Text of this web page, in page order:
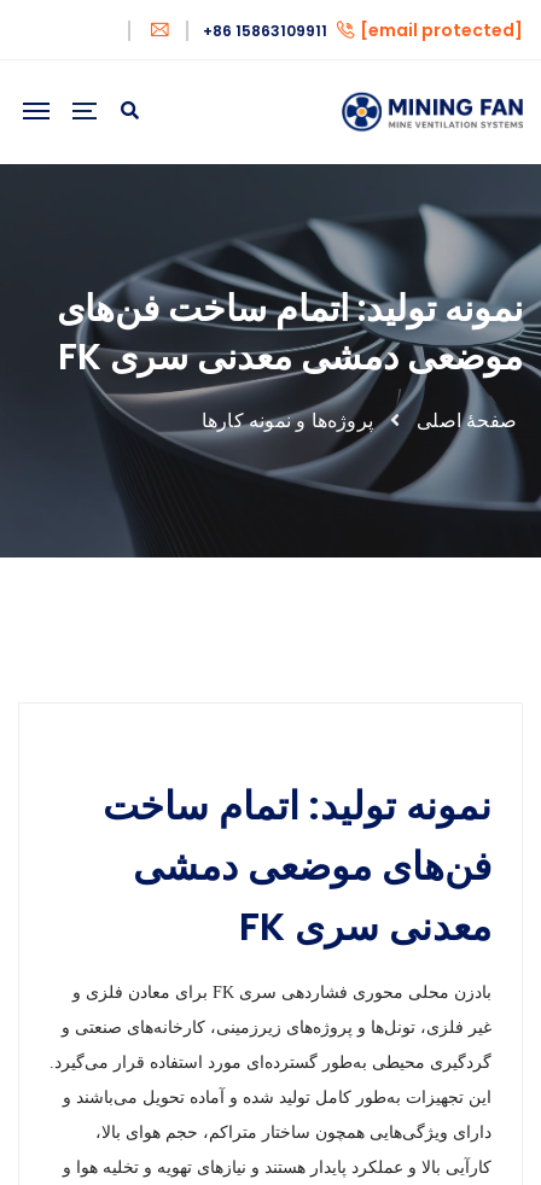
[email protected]
+86 15863109911
نمونه تولید: اتمام ساخت فن‌های
موضعی دمشی معدنی سری FK
صفحهٔ اصلی پروژه‌ها و نمونه کارها
نمونه تولید: اتمام ساخت
فن‌های موضعی دمشی
معدنی سری FK
بادزن محلی محوری فشاردهی سری FK برای معادن فلزی و
غیر فلزی، تونل‌ها و پروژه‌های زیرزمینی، کارخانه‌های صنعتی و
گردگیری محیطی به‌طور گسترده‌ای مورد استفاده قرار می‌گیرد.
این تجهیزات به‌طور کامل تولید شده و آماده تحویل می‌باشند و
دارای ویژگی‌هایی همچون ساختار متراکم، حجم هوای بالا،
کارآیی بالا و عملکرد پایدار هستند و نیازهای تهویه و تخلیه هوا و